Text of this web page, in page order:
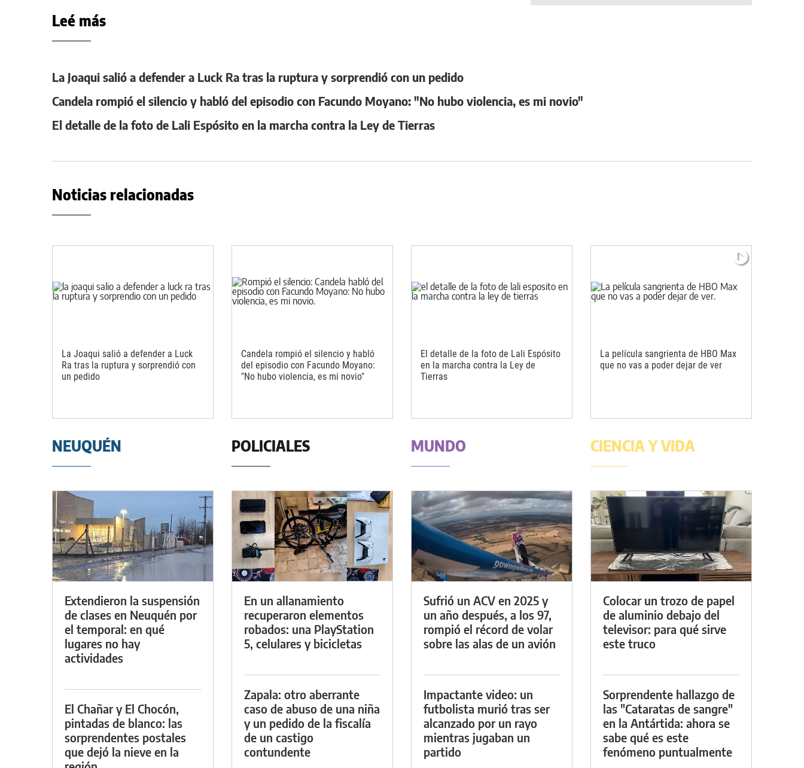
Leé más
La Joaqui salió a defender a Luck Ra tras la ruptura y sorprendió con un pedido
Candela rompió el silencio y habló del episodio con Facundo Moyano: "No hubo violencia, es mi novio"
El detalle de la foto de Lali Espósito en la marcha contra la Ley de Tierras
Noticias relacionadas
La Joaqui salió a defender a Luck
Ra tras la ruptura y sorprendió con
un pedido
Candela rompió el silencio y habló
del episodio con Facundo Moyano:
"No hubo violencia, es mi novio"
El detalle de la foto de Lali Espósito
en la marcha contra la Ley de
Tierras
La película sangrienta de HBO Max
que no vas a poder dejar de ver
NEUQUÉN
Extendieron la suspensión
de clases en Neuquén por
el temporal: en qué
lugares no hay
actividades
El Chañar y El Chocón,
pintadas de blanco: las
sorprendentes postales
que dejó la nieve en la
POLICIALES
En un allanamiento
recuperaron elementos
robados: una PlayStation
5, celulares y bicicletas
Zapala: otro aberrante
caso de abuso de una niña
y un pedido de la fiscalía
de un castigo
contundente
MUNDO
Sufrió un ACV en 2025 y
un año después, a los 97,
rompió el récord de volar
sobre las alas de un avión
Impactante video: un
futbolista murió tras ser
alcanzado por un rayo
mientras jugaban un
partido
CIENCIA Y VIDA
Colocar un trozo de papel
de aluminio debajo del
televisor: para qué sirve
este truco
Sorprendente hallazgo de
las "Cataratas de sangre"
en la Antártida: ahora se
sabe qué es este
fenómeno puntualmente